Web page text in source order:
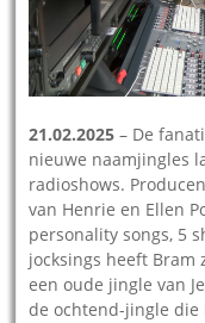
21.02.2025 – De
nieuwe naamjingles
radioshows.
van Henrie en Ellen
personality songs, 5
jocksings heeft Bram
een oude jingle van
de ochtend-jingle die